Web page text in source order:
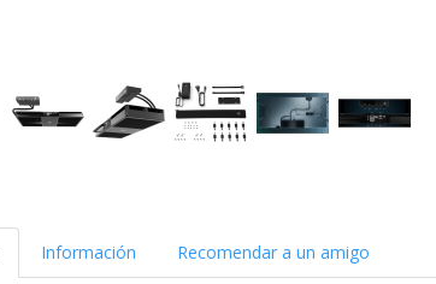
Información Recomendar a un amigo